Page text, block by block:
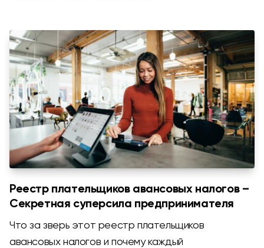
Реестр плательщиков авансовых налогов –
Секретная суперсила предпринимателя
Что за зверь этот реестр плательщиков
авансовых налогов и почему каждый